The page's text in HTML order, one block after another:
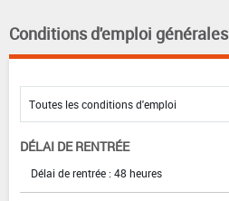
Conditions d'emploi générales
DÉLAI DE RENTRÉE
Délai de rentrée : 48 heures